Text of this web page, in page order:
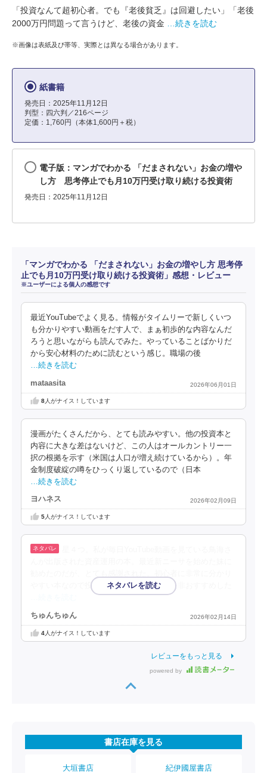
「投資なんて超初心者。でも『老後貧乏』は回避したい」「老後
2000万円問題って言うけど、老後の資金
…続きを読む
※画像は表紙及び帯等、実際とは異なる場合があります。
紙書籍
発売日：2025年11月12日
判型：四六判／216ページ
定価：1,760円（本体1,600円＋税）
電子版：マンガでわかる 「だまされない」お金の増や
し方 思考停止でも月10万円受け取り続ける投資術
発売日：2025年11月12日
「マンガでわかる 「だまされない」お金の増やし方 思考停
止でも月10万円受け取り続ける投資術」感想・レビュー
※ユーザーによる個人の感想です
最近YouTubeでよく見る。情報がタイムリーで新しくいつ
も分かりやすい動画をだす人で、まぁ初歩的な内容なんだ
ろうと思いながらも読んでみた。やっていることばかりだ
から安心材料のために読むという感じ。職場の後
…続きを読む
mataasita 2026年06月01日
8人がナイス！しています
漫画がたくさんだから、とても読みやすい。他の投資本と
内容に大きな差はないけど、この人はオールカントリー一
択の根拠を示す（米国は人口が増え続けているから）。年
金制度破綻の噂をひっくり返しているので（日本
…続きを読む
ヨハネス 2026年02月09日
5人がナイス！しています
やすい本なので投資に興味がある方には是非おすすめした
ちゅんちゅん 2026年02月14日
4人がナイス！しています
レビューをもっと見る
powered by
書店在庫を見る
大垣書店 紀伊國屋書店